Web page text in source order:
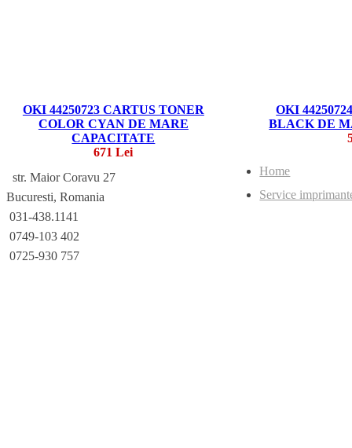
OKI 44250723 CARTUS TONER
COLOR CYAN DE MARE
CAPACITATE
671 Lei
OKI
BLACK DE
str. Maior Coravu 27
Bucuresti, Romania
031-438.1141
0749-103 402
0725-930 757
Home
Service